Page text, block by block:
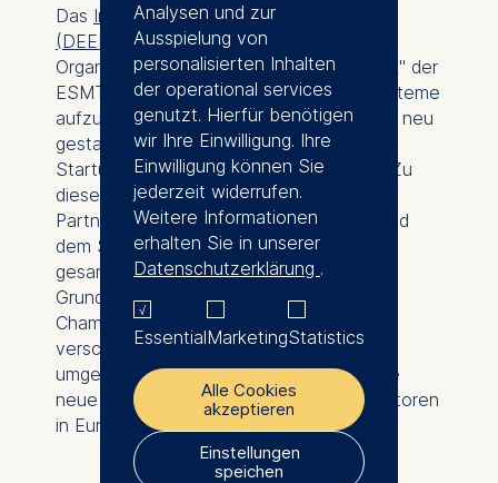
Das Institute for Deep Tech Innovation
(DEEP)
ist eine rechtlich unselbständige
Organisationseinheit und der "Action Tank" der
ESMT. Sein Ziel ist es, innovative Ökosysteme
aufzubauen, die den Technologietransfer neu
gestalten und den Weg für Deep Tech-
Startups zur globalen Skalierung ebnen. Zu
diesem Zweck werden gemeinsam mit
Partnern aus Wissenschaft, Wirtschaft und
dem Startup-Ökosystem entlang der
gesamten Wertschöpfungskette von der
Grundlagenforschung bis zum "Global
Champion" einzigartige Aktivitäten für
verschiedene Branchen entwickelt und
umgesetzt. Dies alles dient dem Ziel, eine
neue Generation von Deep-Tech-Innovatoren
in Europa zu ermöglichen.
Analysen und zur
Ausspielung von
personalisierten Inhalten
der operational services
genutzt. Hierfür benötigen
wir Ihre Einwilligung. Ihre
Einwilligung können Sie
jederzeit widerrufen.
Weitere Informationen
erhalten Sie in unserer
Datenschutzerklärung .
EssentialMarketingStatistics
Alle Cookies
akzeptieren
Einstellungen
speichen